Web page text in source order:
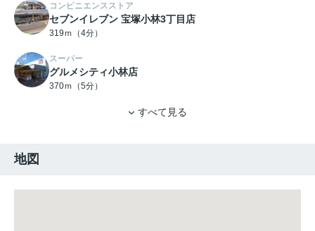
コンビニエンスストア
セブンイレブン 宝塚小林3丁目店
319ｍ（4分）
スーパー
グルメシティ小林店
370ｍ（5分）
すべて見る
地図